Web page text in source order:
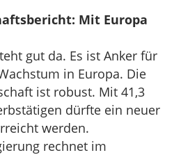
Mit Europa
gut da. Es ist Anker für
in Europa. Die
ist robust. Mit 41,3
dürfte ein neuer
werden.
rechnet im